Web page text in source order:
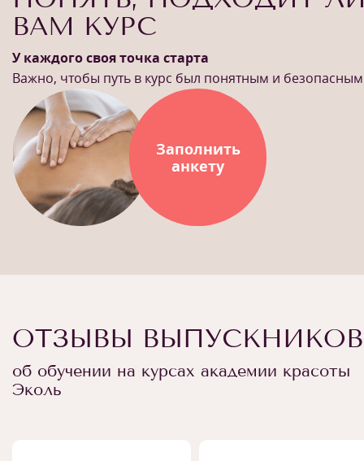
ВАМ КУРС
У каждого своя точка старта
Важно, чтобы путь в курс был понятным и безопасным
Заполнить
анкету
ОТЗЫВЫ ВЫПУСКНИКОВ
об обучении на курсах академии красоты
Эколь